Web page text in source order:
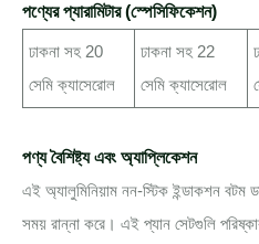
পণ্যের প্যারামিটার (স্পেসিফিকেশন)
ঢাকনা সহ 20
সেমি ক্যাসেরোল
ঢাকনা সহ 22
সেমি ক্যাসেরোল
পণ্য বৈশিষ্ট্য এবং অ্যাপ্লিকেশন
এই অ্যালুমিনিয়াম নন-স্টিক ইন্ডাকশন বটম
সময় রান্না করে। এই প্যান সেটগুলি